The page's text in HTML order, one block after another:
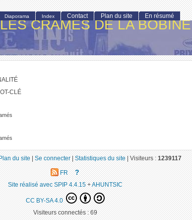
LES CRAMÉS DE LA BOBINE
CLÉ
Diaporama Index Contact Plan du site En résumé
du site|Se connecter|Statistiques du site|Visiteurs :1239117
FR ?
Site réalisé avec SPIP 4.4.15+AHUNTSIC
CC BY-SA 4.0
Visiteurs connectés :69